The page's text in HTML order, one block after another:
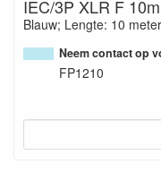
IEC/3P XLR F 10m
Blauw; Lengte: 10 meter
Neem contact op
FP1210